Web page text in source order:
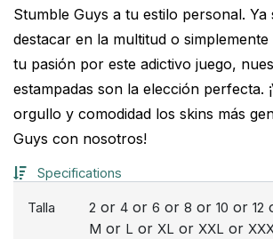
Stumble Guys a tu estilo personal. Ya
destacar en la multitud o
tu pasión por este adictivo juego,
estampadas son la elección perfecta.
orgullo y comodidad los skins más
Guys con nosotros!
Specifications
Talla 2 or 4 or 6 or 8 or 10 or 12
M or L or XL or XXL or